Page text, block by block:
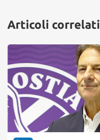
Articoli correlati